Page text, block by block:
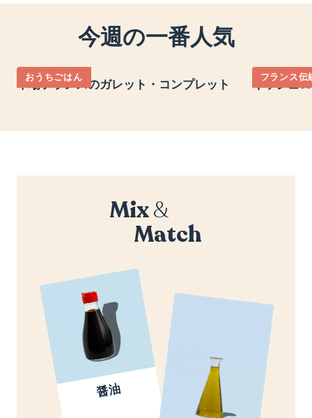
今週の一番人気
おうちごはん
本場フランスのガレット・コンプレット
フランス伝
キッシュ
Mix&
Match
醤油